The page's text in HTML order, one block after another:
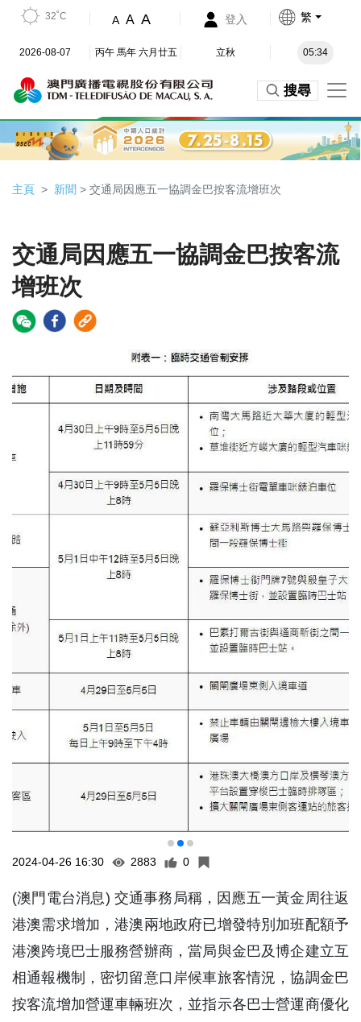
32˚C A A A 登入 繁
2026-08-07 丙午 馬年 六月廿五 立秋 05:34
搜尋
主頁 新聞 > 交通局因應五一協調金巴按客流增班次
交通局因應五一協調金巴按客流
增班次
2024-04-26 16:30 2883 0
(澳門電台消息) 交通事務局稱，因應五一黃金周往返
港澳需求增加，港澳兩地政府已增發特別加班配額予
港澳跨境巴士服務營辦商，當局與金巴及博企建立互
相通報機制，密切留意口岸候車旅客情況，協調金巴
按客流增加營運車輛班次，並指示各巴士營運商優化